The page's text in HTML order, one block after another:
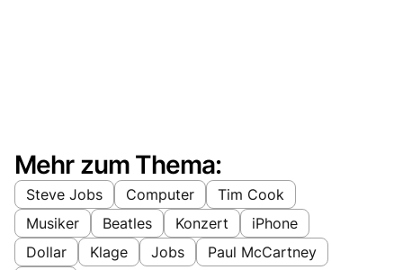
Mehr zum Thema:
Steve Jobs Computer
Tim Cook
Musiker
Beatles Konzert
iPhone
Dollar
Klage Jobs
Paul McCartney